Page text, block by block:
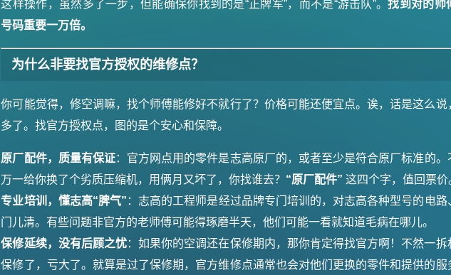
这样操作，虽然多了一步，但能确保你找到的是“正牌军”，而不是“游击队”。找到对的师
号码重要一万倍。
为什么非要找官方授权的维修点？
你可能觉得，修空调嘛，找个师傅能修好不就行了？价格可能还便宜点。诶，话是这么说
多了。找官方授权点，图的是个安心和保障。
原厂配件，质量有保证：官方网点用的零件是志高原厂的，或者至少是符合原厂标准的。
万一给你换了个劣质压缩机，用俩月又坏了，你找谁去？ “原厂配件” 这四个字，值回票价
专业培训，懂志高“脾气” ：志高的工程师是经过品牌专门培训的，对志高各种型号的电
门儿清。有些问题非官方的老师傅可能得琢磨半天，他们可能一看就知道毛病在哪儿。
保修延续，没有后顾之忧：如果你的空调还在保修期内，那你肯定得找官方啊！不然一
保修了，亏大了。就算是过了保修期，官方维修点通常也会对他们更换的零件和提供的服